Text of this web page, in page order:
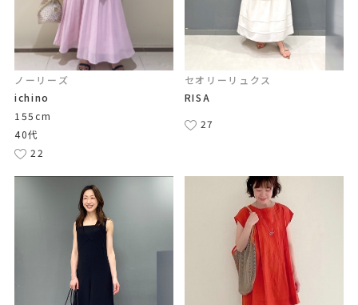
ノーリーズ
ichino
155cm
40代
22
セオリーリュクス
RISA
27